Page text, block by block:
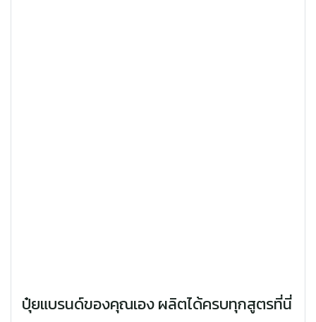
ปุ๋ยแบรนด์ของคุณเอง ผลิตได้ครบทุกสูตรที่นี่️